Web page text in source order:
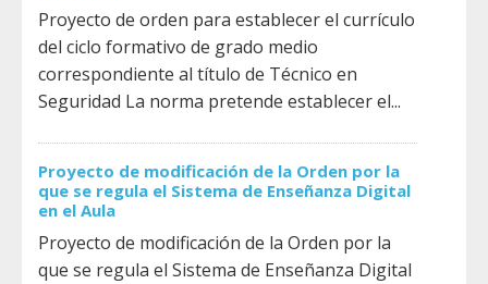
Proyecto de orden para establecer el currículo
del ciclo formativo de grado medio
correspondiente al título de Técnico en
Seguridad La norma pretende establecer el...
Proyecto de modificación de la Orden por la
que se regula el Sistema de Enseñanza Digital
en el Aula
Proyecto de modificación de la Orden por la
que se regula el Sistema de Enseñanza Digital